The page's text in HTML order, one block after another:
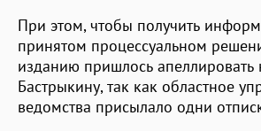
При этом, чтобы получить
принятом процессуальном
изданию пришлось апеллировать
Бастрыкину, так как областное
ведомства присылало одни